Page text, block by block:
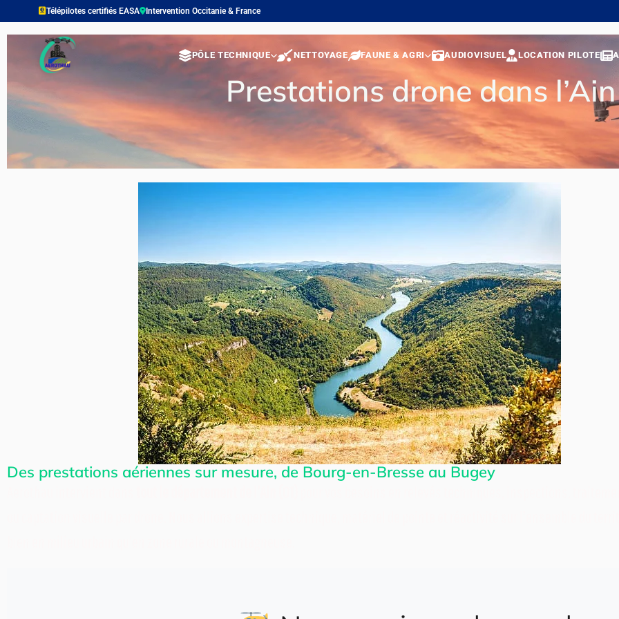
principal
Télépilotes certifiés EASA Intervention Occitanie & France
PÔLE TECHNIQUE NETTOYAGE FAUNE & AGRI AUDIOVISUEL LOCATION PILOTE
Prestations drone dans
Des prestations aériennes sur mesure, de Bourg-en-Bresse au Bugey